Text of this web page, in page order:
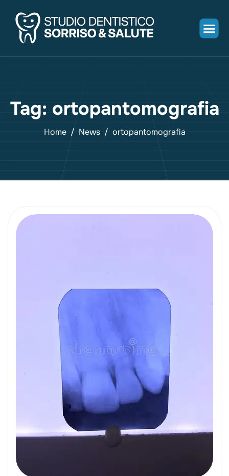
Tag: ortopantomografia
Home News ortopantomografia